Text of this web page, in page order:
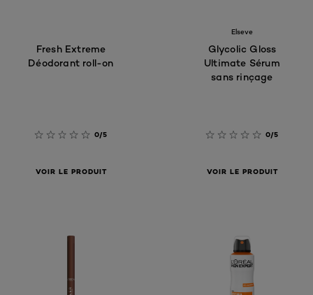
Fresh Extreme
Déodorant roll-on
0/5
VOIR LE PRODUIT
Elseve
Glycolic Gloss
Ultimate Sérum
sans rinçage
0/5
VOIR LE PRODUIT